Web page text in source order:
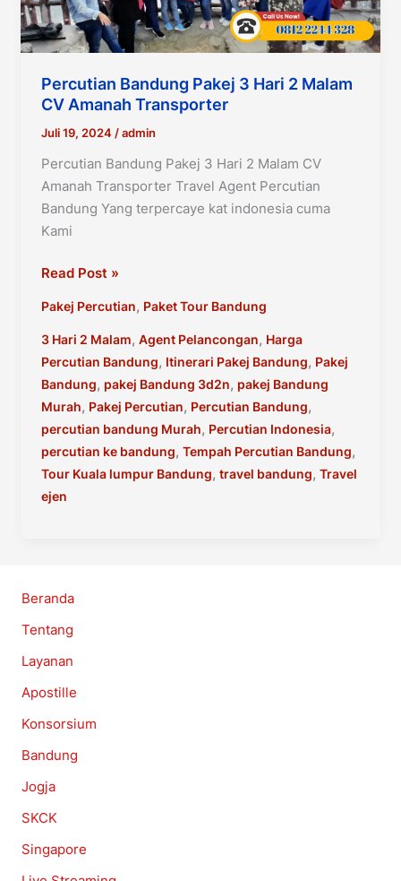
Percutian Bandung Pakej 3 Hari 2 Malam
CV Amanah Transporter
Juli 19, 2024 /admin
Percutian Bandung Pakej 3 Hari 2 Malam CV
Amanah Transporter Travel Agent Percutian
Bandung Yang terpercaye kat indonesia cuma
Kami
Percutian
Pakej
3
Hari
2
Malam
CV
Amanah
Transporter
Read Post »
Pakej Percutian, Paket Tour Bandung
3 Hari 2 Malam, Agent Pelancongan, Harga
Percutian Bandung, Itinerari Pakej Bandung, Pakej
Bandung, pakej Bandung 3d2n, pakej Bandung
Murah, Pakej Percutian, Percutian Bandung,
percutian bandung Murah, Percutian Indonesia,
percutian ke bandung, Tempah Percutian Bandung,
Tour Kuala lumpur Bandung, travel bandung, Travel
ejen
Beranda
Tentang
Layanan
Apostille
Konsorsium
Bandung
Jogja
SKCK
Singapore